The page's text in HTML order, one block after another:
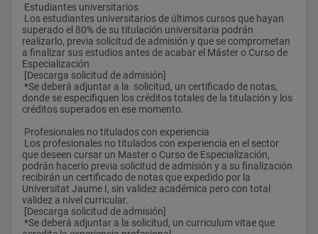
para el ejercicio de la actividad; control e inspección técnica de
vehículos
3. Control, inspección y sanciones
4. Elementos formales del contrato
5. Partes del contrato de transporte
6. Transporte con pluralidad de porteadores
7. Responsabilidad del porteador
8. Transporte internacional:
a. Visión general del sector del transporte internacional de
mercancías por carretera
off)
c. Documentación del contrato
d. Derecho de disposición sobre las mercancías;
impedimentos para la entrega
e. Responsabilidad del porteador
Módulo V. Transporte terrestre de mercancías (continuación)
Estudiantes universitarios
superado el 80% de su titulación universitaria podrán
realizarlo, previa solicitud de admisión y que se comprometan
a finalizar sus estudios antes de acabar el Máster o Curso de
Especialización
[Descarga solicitud de admisión]
donde se especifiquen los créditos totales de la titulación y los
créditos superados en ese momento.
Profesionales no titulados con experiencia
que deseen cursar un Master o Curso de Especialización,
podrán hacerlo previa solicitud de admisión y a su finalización
recibirán un certificado de notas que expedido por la
Universitat Jaume I, sin validez académica pero con total
validez a nivel curricular.
[Descarga solicitud de admisión]